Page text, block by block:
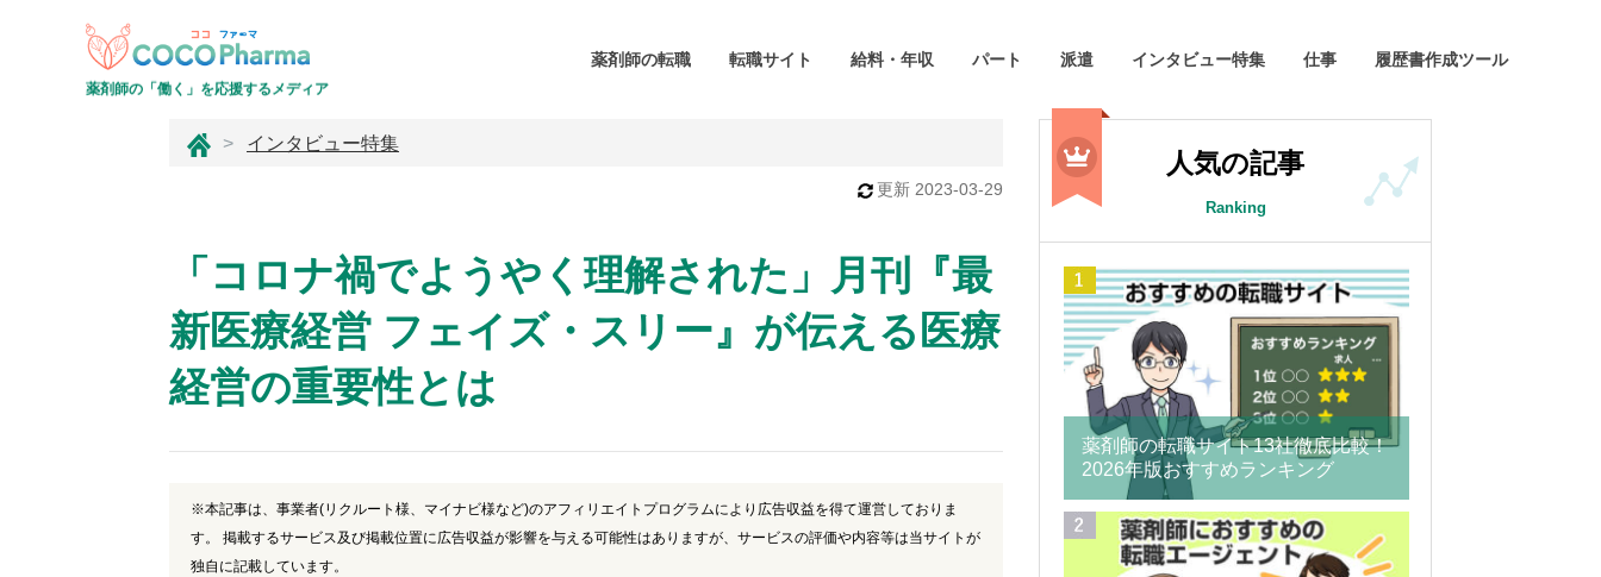
薬剤師の「働く」を応援するメディア
薬剤師の転職 転職サイト 給料・年収 パート 派遣 インタビュー特集 仕事 履歴書作成ツール
コ
ー
マ
インタビュー特集
更新 2023-03-29
「コロナ禍でようやく理解された」月刊『最
新医療経営 フェイズ・スリー』が伝える医療
経営の重要性とは
※本記事は、事業者(リクルート様、マイナビ様など)のアフィリエイトプログラムにより広告収益を得て運営しておりま
す。 掲載するサービス及び掲載位置に広告収益が影響を与える可能性はありますが、サービスの評価や内容等は当サイトが
独自に記載しています。
人気の記事
Ranking
薬剤師の転職サイト13社徹底比較！
2026年版おすすめランキング